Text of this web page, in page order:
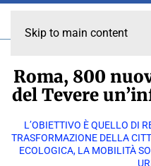
Skip to main content
Roma, 800
del Tevere
L’OBIETTIVO È QUELLO DI
TRASFORMAZIONE DELLA
ECOLOGICA, LA MOBILITÀ